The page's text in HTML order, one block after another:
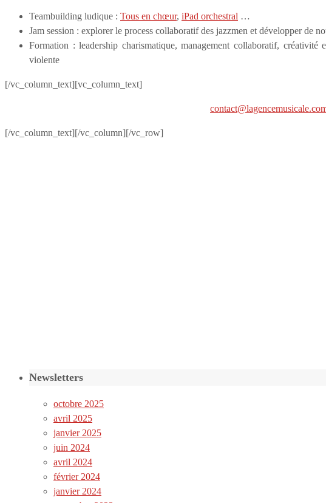
Teambuilding ludique : Tous en chœur, iPad orchestral …
Jam session : explorer le process collaboratif des jazzmen et développer de
Formation : leadership charismatique, management collaboratif,
violente
[/vc_column_text][vc_column_text]
[/vc_column_text][/vc_column][/vc_row]
Newsletters
octobre 2025
avril 2025
janvier 2025
juin 2024
avril 2024
février 2024
janvier 2024